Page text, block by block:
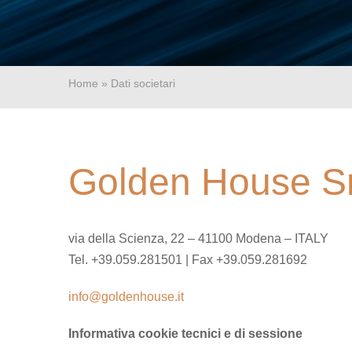
Home » Dati societari
Golden House
via della Scienza, 22 – 41100 Modena – ITALY
Tel. +39.059.281501 | Fax +39.059.281692
info@goldenhouse.it
Informativa cookie tecnici e di sessione